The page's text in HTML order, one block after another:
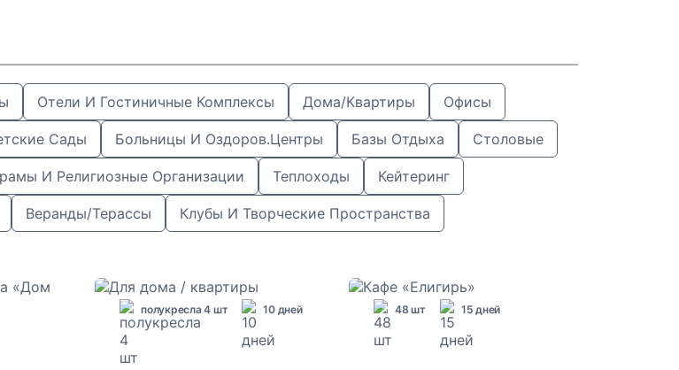
Отели И Гостиничные Комплексы Дома/квартиры Офисы
Сады Больницы И Оздоров.центры Базы Отдыха Столовые
И Религиозные Организации Теплоходы Кейтеринг
Веранды/терассы Клубы И Творческие Пространства
полукресла 4 шт 10 дней 48 шт 15 дней